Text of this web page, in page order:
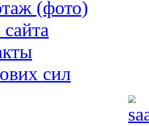
(фото)
сил